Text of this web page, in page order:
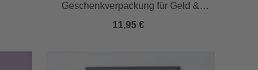
Geschenkverpackung für Geld &
Gutscheine in Schwarz
11,95 €